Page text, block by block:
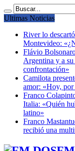
Ultimas Noticias
River lo
Montevideo:
Flávio
Argentina y a
confrontación»
Camilota
amor: «Hoy, por
Franco
Italia: «Quién
latino»
Franco
recibió una